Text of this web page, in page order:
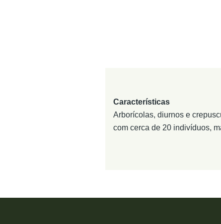
Características
Arborícolas, diurnos e
com cerca de 20 indivíduos,